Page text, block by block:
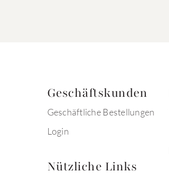
Geschäftskunden
Geschäftliche Bestellungen
Login
Nützliche Links